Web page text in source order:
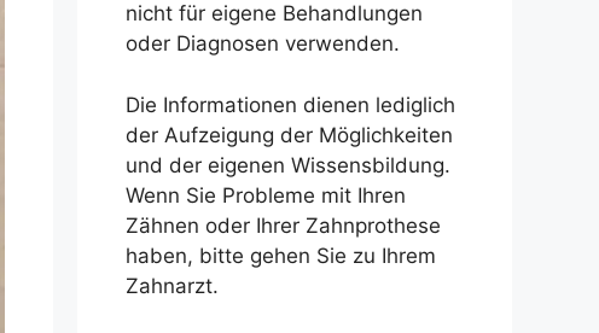
nicht für eigene Behandlungen
oder Diagnosen verwenden.
Die Informationen dienen lediglich
der Aufzeigung der Möglichkeiten
und der eigenen Wissensbildung.
Wenn Sie Probleme mit Ihren
Zähnen oder Ihrer Zahnprothese
haben, bitte gehen Sie zu Ihrem
Zahnarzt.